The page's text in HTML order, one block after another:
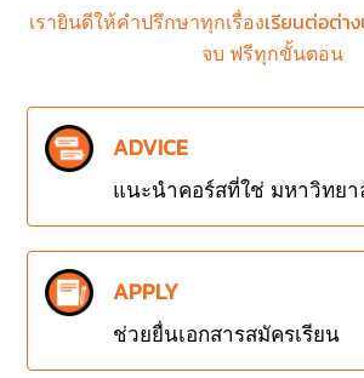
เรายินดีให้คำปรึกษาทุกเรื่องเรียนต่อต่าง
จบ ฟรีทุกขั้นตอน
ADVICE
แนะนำคอร์สที่ใช่ มหาวิทย
APPLY
ช่วยยื่นเอกสารสมัครเรียน